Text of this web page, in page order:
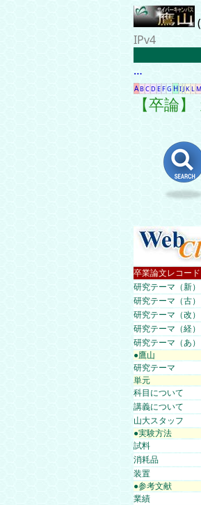
IPv4
…
ABCD EFG HIJKLM
【卒論
卒業論文レコード
研究テーマ（新）
研究テーマ（古）
研究テーマ（改）
研究テーマ（経）
研究テーマ（あ）
●鷹山
研究テーマ
単元
科目について
講義について
山大スタッフ
●実験方法
試料
消耗品
装置
●参考文献
業績